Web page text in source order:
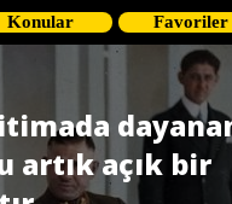
Konular Favoriler
artık açık bir